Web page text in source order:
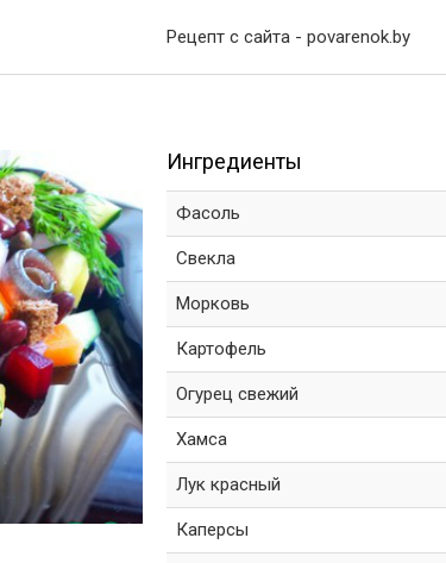
Рецепт с сайта - povarenok.by
Ингредиенты
Фасоль
Свекла
Морковь
Картофель
Огурец свежий
Хамса
Лук красный
Каперсы